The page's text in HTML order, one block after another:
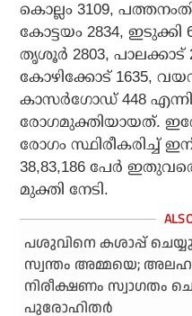
കൊല്ലം 3109,
കോട്ടയം 2834,
തൃശൂര്‍ 2803, പാലക്കാട്
കോഴിക്കോട് 1635,
കാസര്‍ഗോഡ് 448
രോഗമുക്തിയായത്.
രോഗം സ്ഥിരീകരിച്ച്
38,83,186 പേര്‍
മുക്തി നേടി.
പശുവിനെ കശാപ്പ്
സ്വന്തം അമ്മയെ;
നിരീക്ഷണം സ്വാഗതം
പുരോഹിതര്‍